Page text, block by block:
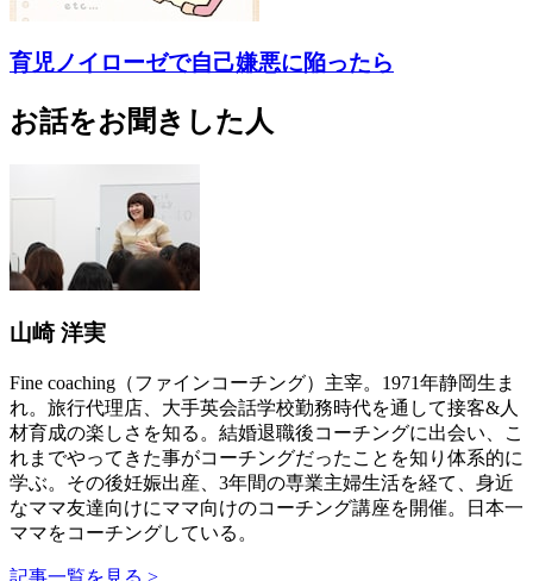
育児ノイローゼで自己嫌悪に陥ったら
お話をお聞きした人
山崎 洋実
Fine coaching（ファインコーチング）主宰。1971年静岡生ま
れ。旅行代理店、大手英会話学校勤務時代を通して接客&人
材育成の楽しさを知る。結婚退職後コーチングに出会い、こ
れまでやってきた事がコーチングだったことを知り体系的に
学ぶ。その後妊娠出産、3年間の専業主婦生活を経て、身近
なママ友達向けにママ向けのコーチング講座を開催。日本一
ママをコーチングしている。
記事一覧を見る >